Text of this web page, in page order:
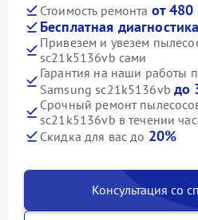
Стоимость ремонта от 480
Бесплатная диагностика
Привезем и увезем
sc21k5136vb сами
Гарантия на наши работы
Samsung sc21k5136vb до
Срочный ремонт
sc21k5136vb в течении
Скидка для вас до 20%
Консультация со